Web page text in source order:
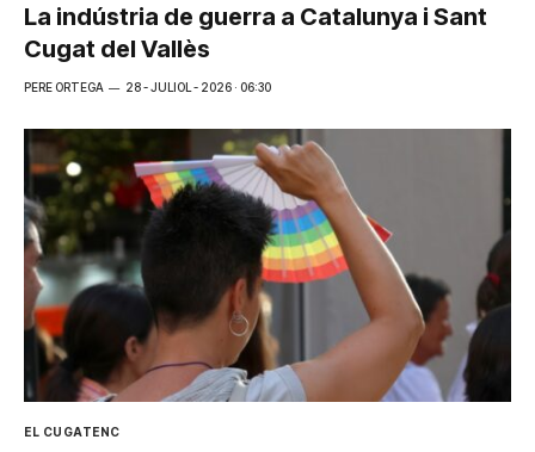
La indústria de guerra a Catalunya i Sant
Cugat del Vallès
PERE ORTEGA 28 - JULIOL - 2026 · 06:30
EL CUGATENC